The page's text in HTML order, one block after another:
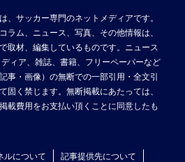
、サッカー専門のネットメディアです。
ラム、ニュース、写真、その他情報は、
取材、編集しているものです。ニュース
ィア、雑誌、書籍、フリーペーパーなど
事・画像）の無断での一部引用・全文引
固く禁じます。無断掲載にあたっては、
載費用をお支払い頂くことに同意したも
ルについて 記事提供先について